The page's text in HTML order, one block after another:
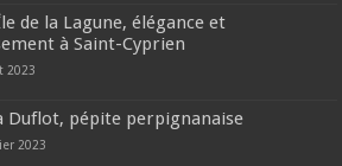
de la Lagune, élégance et
à Saint-Cyprien
2023
Duflot, pépite perpignanaise
2023